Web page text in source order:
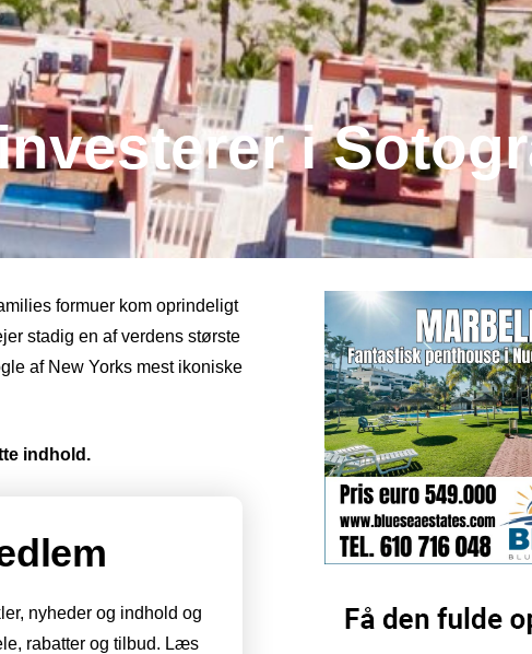
i
formuer kom oprindeligt
stadig en af verdens største
af New Yorks mest ikoniske
indhold.
nyheder og indhold og
rabatter og tilbud. Læs